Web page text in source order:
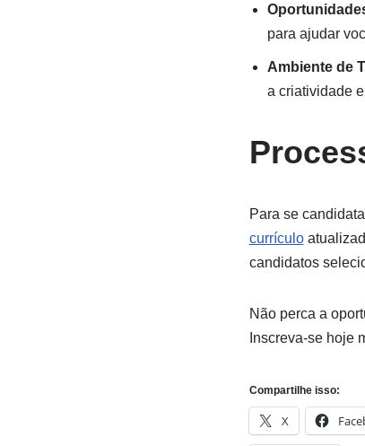
para ajudar
Ambiente de
a criatividade
Para se
currículo
candidatos
Não perca a
Inscreva-se hoje
Compartilhe isso:
X